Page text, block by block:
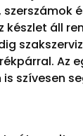
készlet áll
Az
szívesen